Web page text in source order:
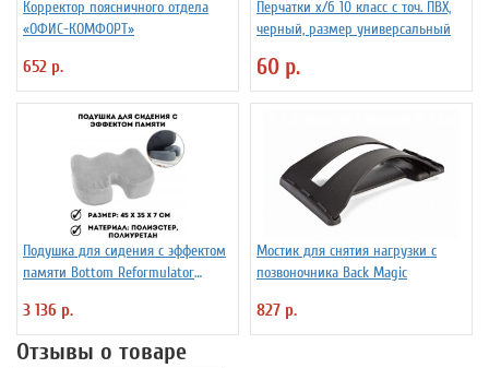
Корректор поясничного отдела
«ОФИС-КОМФОРТ»
652 р.
Перчатки х/б 10 класс с точ. ПВХ,
черный, размер универсальный
60 р.
Подушка для сидения с эффектом
памяти Bottom Reformulator
3 136 р.
Мостик для снятия нагрузки с
позвоночника Back Magic
827 р.
Отзывы о товаре